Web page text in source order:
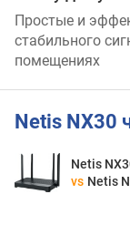
Простые и
стабильного
помещениях
Netis NX30
Netis
vs Netis